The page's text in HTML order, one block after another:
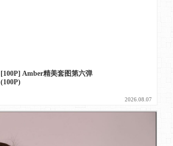
[100P] Amber精美套图第六弹
(100P)
2026.08.07